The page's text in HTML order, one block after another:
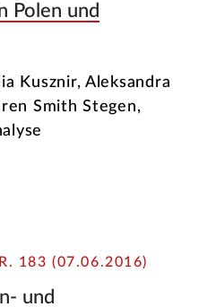
Polen und
Kusznir, Aleksandra
Smith Stegen,
183 (07.06.2016)
und